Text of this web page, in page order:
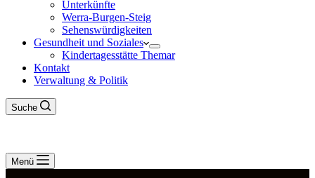
Unterkünfte
Werra-Burgen-Steig
Sehenswürdigkeiten
Gesundheit und Soziales
Kindertagesstätte Themar
Kontakt
Verwaltung & Politik
Suche
Menü